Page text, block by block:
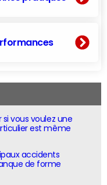
vous voulez une
est même
accidents
de forme